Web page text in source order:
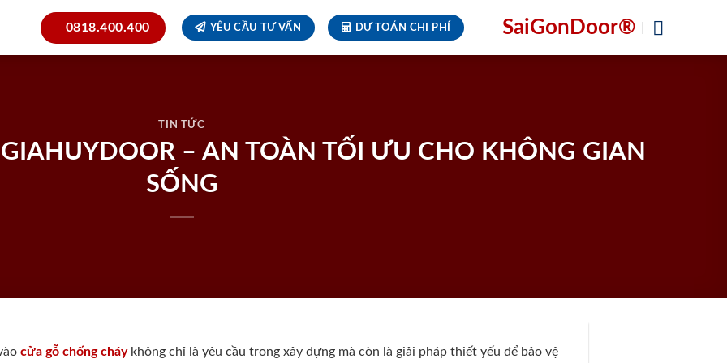
0818.400.400 YÊU CẦU TƯ VẤN DỰ TOÁN CHI PHÍ SaiGonDoor®
TIN TỨC
– AN TOÀN TỐI ƯU CHO KHÔNG GIAN
SỐNG
cửa gỗ chống cháykhông chỉ là yêu cầu trong xây dựng mà còn là giải pháp thiết yếu để bảo vệ